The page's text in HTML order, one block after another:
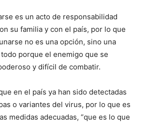
es un acto de responsabilidad
su familia y con el país, por lo que
no es una opción, sino una
porque el enemigo que se
y difícil de combatir.
en el país ya han sido detectadas
o variantes del virus, por lo que es
medidas adecuadas, “que es lo que